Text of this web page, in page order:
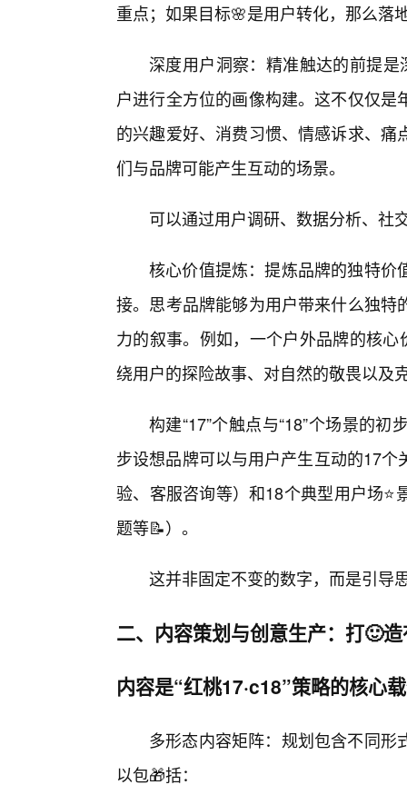
重点；如果目标🌸是用户转化，那么落
深度用户洞察：精准触达的前提是
户进行全方位的画像构建。这不仅仅
的兴趣爱好、消费习惯、情感诉求、
们与品牌可能产生互动的场景。
可以通过用户调研、数据分析、社
核心价值提炼：提炼品牌的独特价
接。思考品牌能够为用户带来什么独
力的叙事。例如，一个户外品牌的核
绕用户的探险故事、对自然的敬畏以及
构建“17”个触点与“18”个场景的
步设想品牌可以与用户产生互动的17
验、客服咨询等）和18个典型用户场
题等📝）。
这并非固定不变的数字，而是引导
二、内容策划与创意生产：打🙂
内容是“红桃17·c18”策略的核心
多形态内容矩阵：规划包含不同
以包🎁括：